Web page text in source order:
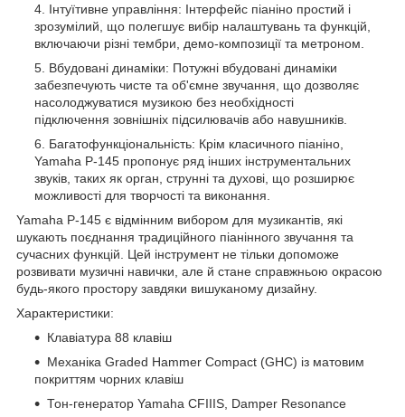
Інтуїтивне управління: Інтерфейс піаніно простий і
зрозумілий, що полегшує вибір налаштувань та функцій,
включаючи різні тембри, демо-композиції та метроном.
Вбудовані динаміки: Потужні вбудовані динаміки
забезпечують чисте та об'ємне звучання, що дозволяє
насолоджуватися музикою без необхідності
підключення зовнішніх підсилювачів або навушників.
Багатофункціональність: Крім класичного піаніно,
Yamaha P-145 пропонує ряд інших інструментальних
звуків, таких як орган, струнні та духові, що розширює
можливості для творчості та виконання.
Yamaha P-145 є відмінним вибором для музикантів, які
шукають поєднання традиційного піанінного звучання та
сучасних функцій. Цей інструмент не тільки допоможе
розвивати музичні навички, але й стане справжньою окрасою
будь-якого простору завдяки вишуканому дизайну.
Характеристики:
Клавіатура 88 клавіш
Механіка Graded Hammer Compact (GHC) із матовим
покриттям чорних клавіш
Тон-генератор Yamaha CFIIIS, Damper Resonance